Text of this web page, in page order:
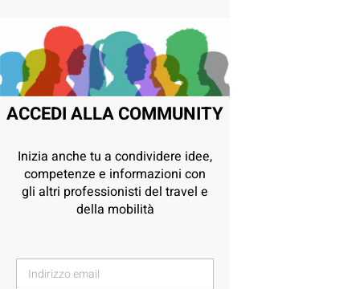
ACCEDI ALLA COMMUNITY
Inizia anche tu a condividere idee,
competenze e informazioni con
gli altri professionisti del travel e
della mobilità